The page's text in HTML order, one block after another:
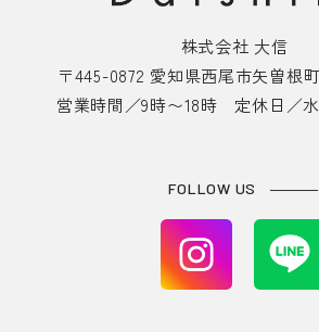
株式会社 大信
〒445-0872 愛知県西尾市矢曽根
営業時間／9時〜18時 定休日／
FOLLOW US